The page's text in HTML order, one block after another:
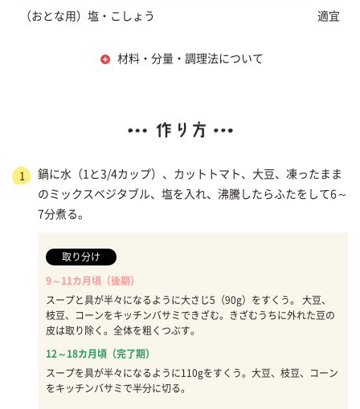
（おとな用）塩・こしょう 適宜
材料・分量・調理法について
1
鍋に水（1と3/4カップ）、カットトマト、大豆、凍ったまま
のミックスベジタブル、塩を入れ、沸騰したらふたをして6～
7分煮る。
取り分け
9～11カ月頃（後期）
スープと具が半々になるように大さじ5（90g）をすくう。 大豆、
枝豆、コーンをキッチンバサミできざむ。きざむうちに外れた豆の
皮は取り除く。全体を粗くつぶす。
12～18カ月頃（完了期）
スープを具が半々になるように110gをすくう。大豆、枝豆、コーン
をキッチンバサミで半分に切る。